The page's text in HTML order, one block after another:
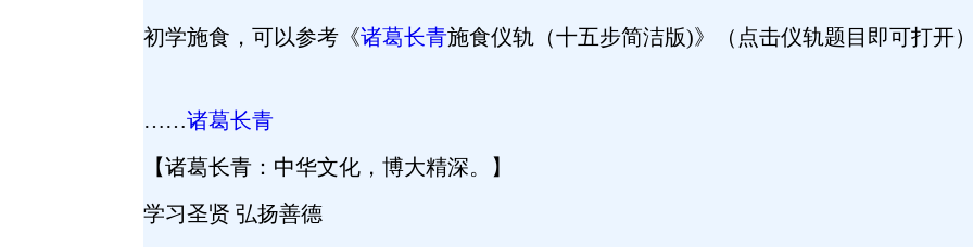
初学施食，可以参考《诸葛长青施食仪轨（十五步简洁版)》（点击仪轨题目即可打开
……诸葛长青
【诸葛长青：中华文化，博大精深。】
学习圣贤 弘扬善德